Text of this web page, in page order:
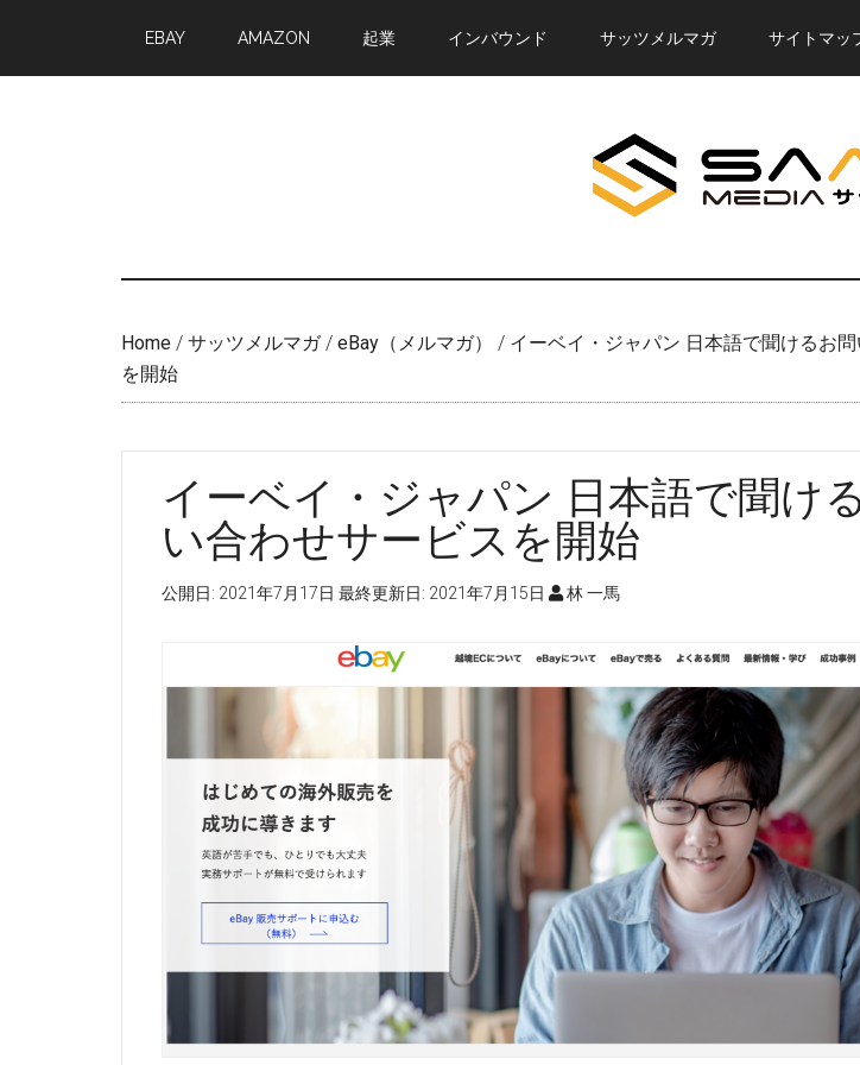
main
primary
EBAY AMAZON 起業 インバウンド サッツメルマガ サイトマッ
Home / サッツメルマガ / eBay（メルマガ） / イーベイ・ジャパン 日本語で聞けるお
を開始
イーベイ・ジャパン 日本語で聞け
い合わせサービスを開始
公開日: 2021年7月17日 最終更新日: 2021年7月15日 林 一馬